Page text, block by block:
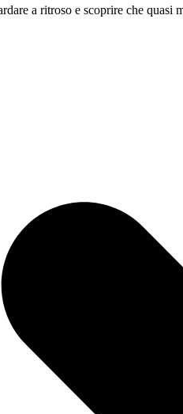
a ritroso e scoprire che quasi